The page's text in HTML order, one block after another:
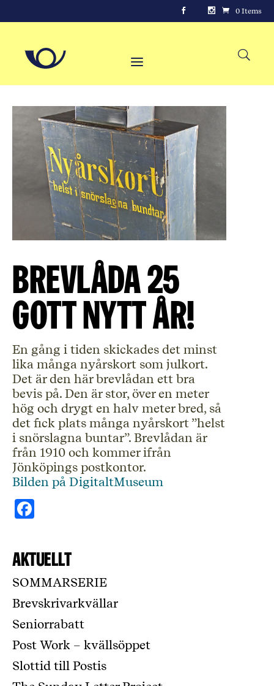
0 Items
Brevlåda 25
Gott nytt år!
En gång i tiden skickades det minst
lika många nyårskort som julkort.
Det är den här brevlådan ett bra
bevis på. Den är stor, över en meter
hög och drygt en halv meter bred, så
det fick plats många nyårskort ”helst
i snörslagna buntar”. Brevlådan är
från 1910 och kommer ifrån
Jönköpings postkontor.
Bilden på DigitaltMuseum
Aktuellt
SOMMARSERIE
Brevskrivarkvällar
Seniorrabatt
Post Work – kvällsöppet
Slottid till Postis